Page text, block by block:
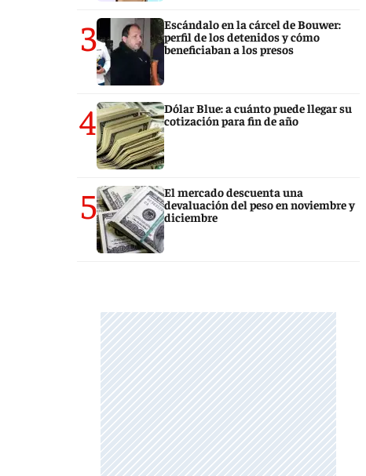
3
Escándalo en la cárcel de Bouwer:
perfil de los detenidos y cómo
beneficiaban a los presos
4
Dólar Blue: a cuánto puede llegar su
cotización para fin de año
5
El mercado descuenta una
devaluación del peso en noviembre y
diciembre